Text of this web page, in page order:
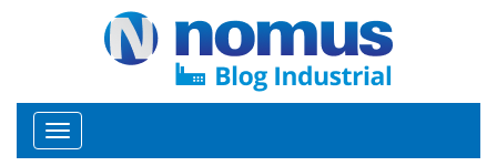
Toggle
navigation